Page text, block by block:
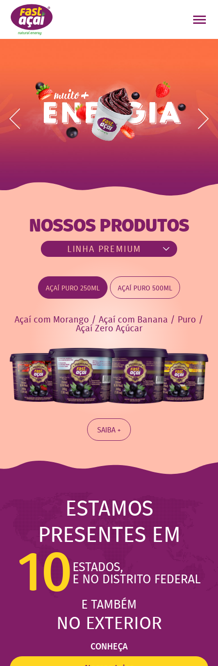
NOSSOS PRODUTOS
AÇAÍ PURO 250ML AÇAÍ PURO 500ML
Açaí com Morango / Açaí com Banana / Puro /
Açaí Zero Açúcar
SAIBA +
CONHEÇA
ESTAMOS
PRESENTES EM
10 ESTADOS,
E NO DISTRITO FEDERAL
E TAMBÉM
NO EXTERIOR